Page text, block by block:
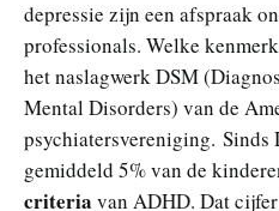
depressie zijn een afspraak
professionals. Welke
het naslagwerk DSM
Mental Disorders) van de
psychiatersvereniging.
gemiddeld 5% van de
criteria van ADHD. Dat